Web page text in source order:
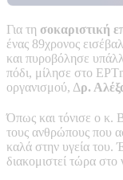
Για τη σοκαριστική
ένας 89χρονος
και πυροβόλησε
πόδι, μίλησε στο
οργανισμού, Δρ.
Όπως και τόνισε ο κ.
τους ανθρώπους που
καλά στην υγεία του.
διακομιστεί τώρα στο